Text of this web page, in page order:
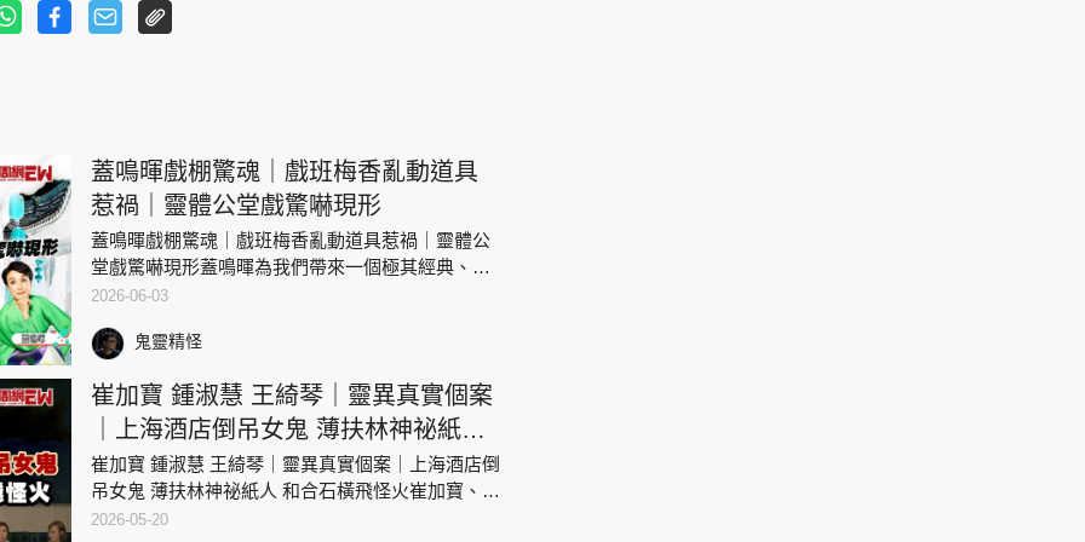
蓋鳴暉戲棚驚魂｜戲班梅香亂動道具
惹禍｜靈體公堂戲驚嚇現形
蓋鳴暉戲棚驚魂｜戲班梅香亂動道具惹禍｜靈體公
堂戲驚嚇現形蓋鳴暉為我們帶來一個極其經典、既
恐怖又帶一絲離奇趣味的真實靈異經歷。神功戲除
禁忌。一位年輕的「梅香」
2026-06-03
鬼靈精怪
崔加寶 鍾淑慧 王綺琴｜靈異真實個案
｜上海酒店倒吊女鬼 薄扶林神祕紙人
和合石橫飛怪火
崔加寶 鍾淑慧 王綺琴｜靈異真實個案｜上海酒店倒
吊女鬼 薄扶林神祕紙人 和合石橫飛怪火崔加寶、鍾
淑慧、王綺琴近月開設網上頻道BoBo Kingdom大講
2026-05-20